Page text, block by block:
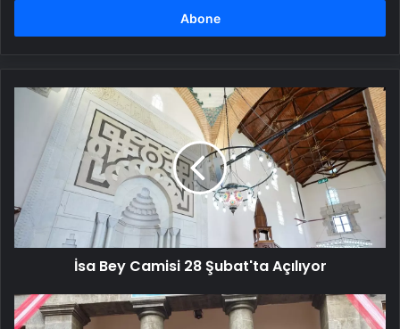
Şubat'ta
Açılıyor
İsa Bey Camisi 28 Şubat'ta Açılıyor
Trabzon'da
ilkokul